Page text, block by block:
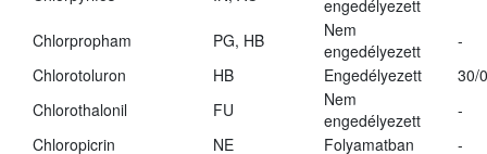
engedélyezett
Chlorpropham
PG, HB
Nem
engedélyezett
-
Chlorotoluron
HB Engedélyezett
30/
Chlorothalonil
FU
Nem
engedélyezett
-
Chloropicrin
NE Folyamatban
-